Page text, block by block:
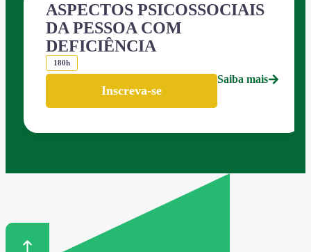
ASPECTOS PSICOSSOCIAIS
DA PESSOA COM
DEFICIÊNCIA
180h
Inscreva-se
Saiba mais